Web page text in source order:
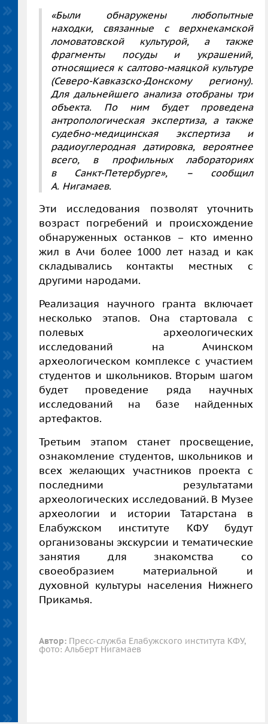
«Были обнаружены любопытные
находки, связанные с верхнекамской
ломоватовской культурой, а также
фрагменты посуды и украшений,
относящиеся к салтово-маяцкой культуре
(Северо-Кавказско-Донскому региону).
Для дальнейшего анализа отобраны три
объекта. По ним будет проведена
антропологическая экспертиза, а также
судебно-медицинская экспертиза и
радиоуглеродная датировка, вероятнее
всего, в профильных лабораториях
в Санкт-Петербурге», – сообщил
А. Нигамаев.
Эти исследования позволят уточнить
возраст погребений и происхождение
обнаруженных останков – кто именно
жил в Ачи более 1000 лет назад и как
складывались контакты местных с
другими народами.
Реализация научного гранта включает
несколько этапов. Она стартовала с
полевых археологических
исследований на Ачинском
археологическом комплексе с участием
студентов и школьников. Вторым шагом
будет проведение ряда научных
исследований на базе найденных
артефактов.
Третьим этапом станет просвещение,
ознакомление студентов, школьников и
всех желающих участников проекта с
последними результатами
археологических исследований. В Музее
археологии и истории Татарстана в
Елабужском институте КФУ будут
организованы экскурсии и тематические
занятия для знакомства со
своеобразием материальной и
духовной культуры населения Нижнего
Прикамья.
Автор: Пресс-служба Елабужского института КФУ,
фото: Альберт Нигамаев